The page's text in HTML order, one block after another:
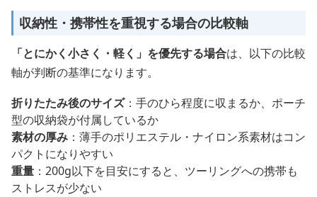
収納性・携帯性を重視する場合の比較軸
「とにかく小さく・軽く」を優先する場合は、以下の比較
軸が判断の基準になります。
折りたたみ後のサイズ：手のひら程度に収まるか、ポーチ
型の収納袋が付属しているか
素材の厚み ：薄手のポリエステル・ナイロン系素材はコン
パクトになりやすい
重量 ：200g以下を目安にすると、ツーリングへの携帯も
ストレスが少ない